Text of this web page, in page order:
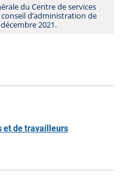
du Centre de services
d’administration de
2021.
et de travailleurs